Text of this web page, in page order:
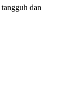
dan